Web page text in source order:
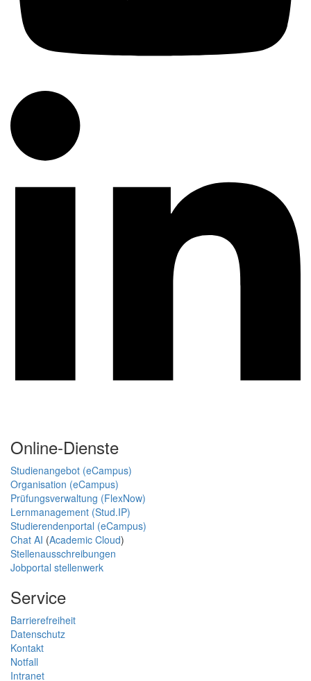
Online-Dienste
Studienangebot (eCampus)
Organisation (eCampus)
Prüfungsverwaltung (FlexNow)
Lernmanagement (Stud.IP)
Studierendenportal (eCampus)
Chat AI (Academic Cloud)
Stellenausschreibungen
Jobportal stellenwerk
Service
Barrierefreiheit
Datenschutz
Kontakt
Notfall
Intranet